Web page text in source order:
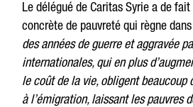
Le délégué de Caritas Syrie a de
concrète de pauvreté qui règne
des années de guerre et aggravée
internationales, qui en plus
le coût de la vie, obligent beaucoup
à l’émigration, laissant les pauvres